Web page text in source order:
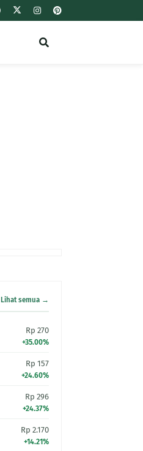
Lihat semua →
Rp 270
+35.00%
Rp 157
+24.60%
Rp 296
+24.37%
Rp 2.170
+14.21%